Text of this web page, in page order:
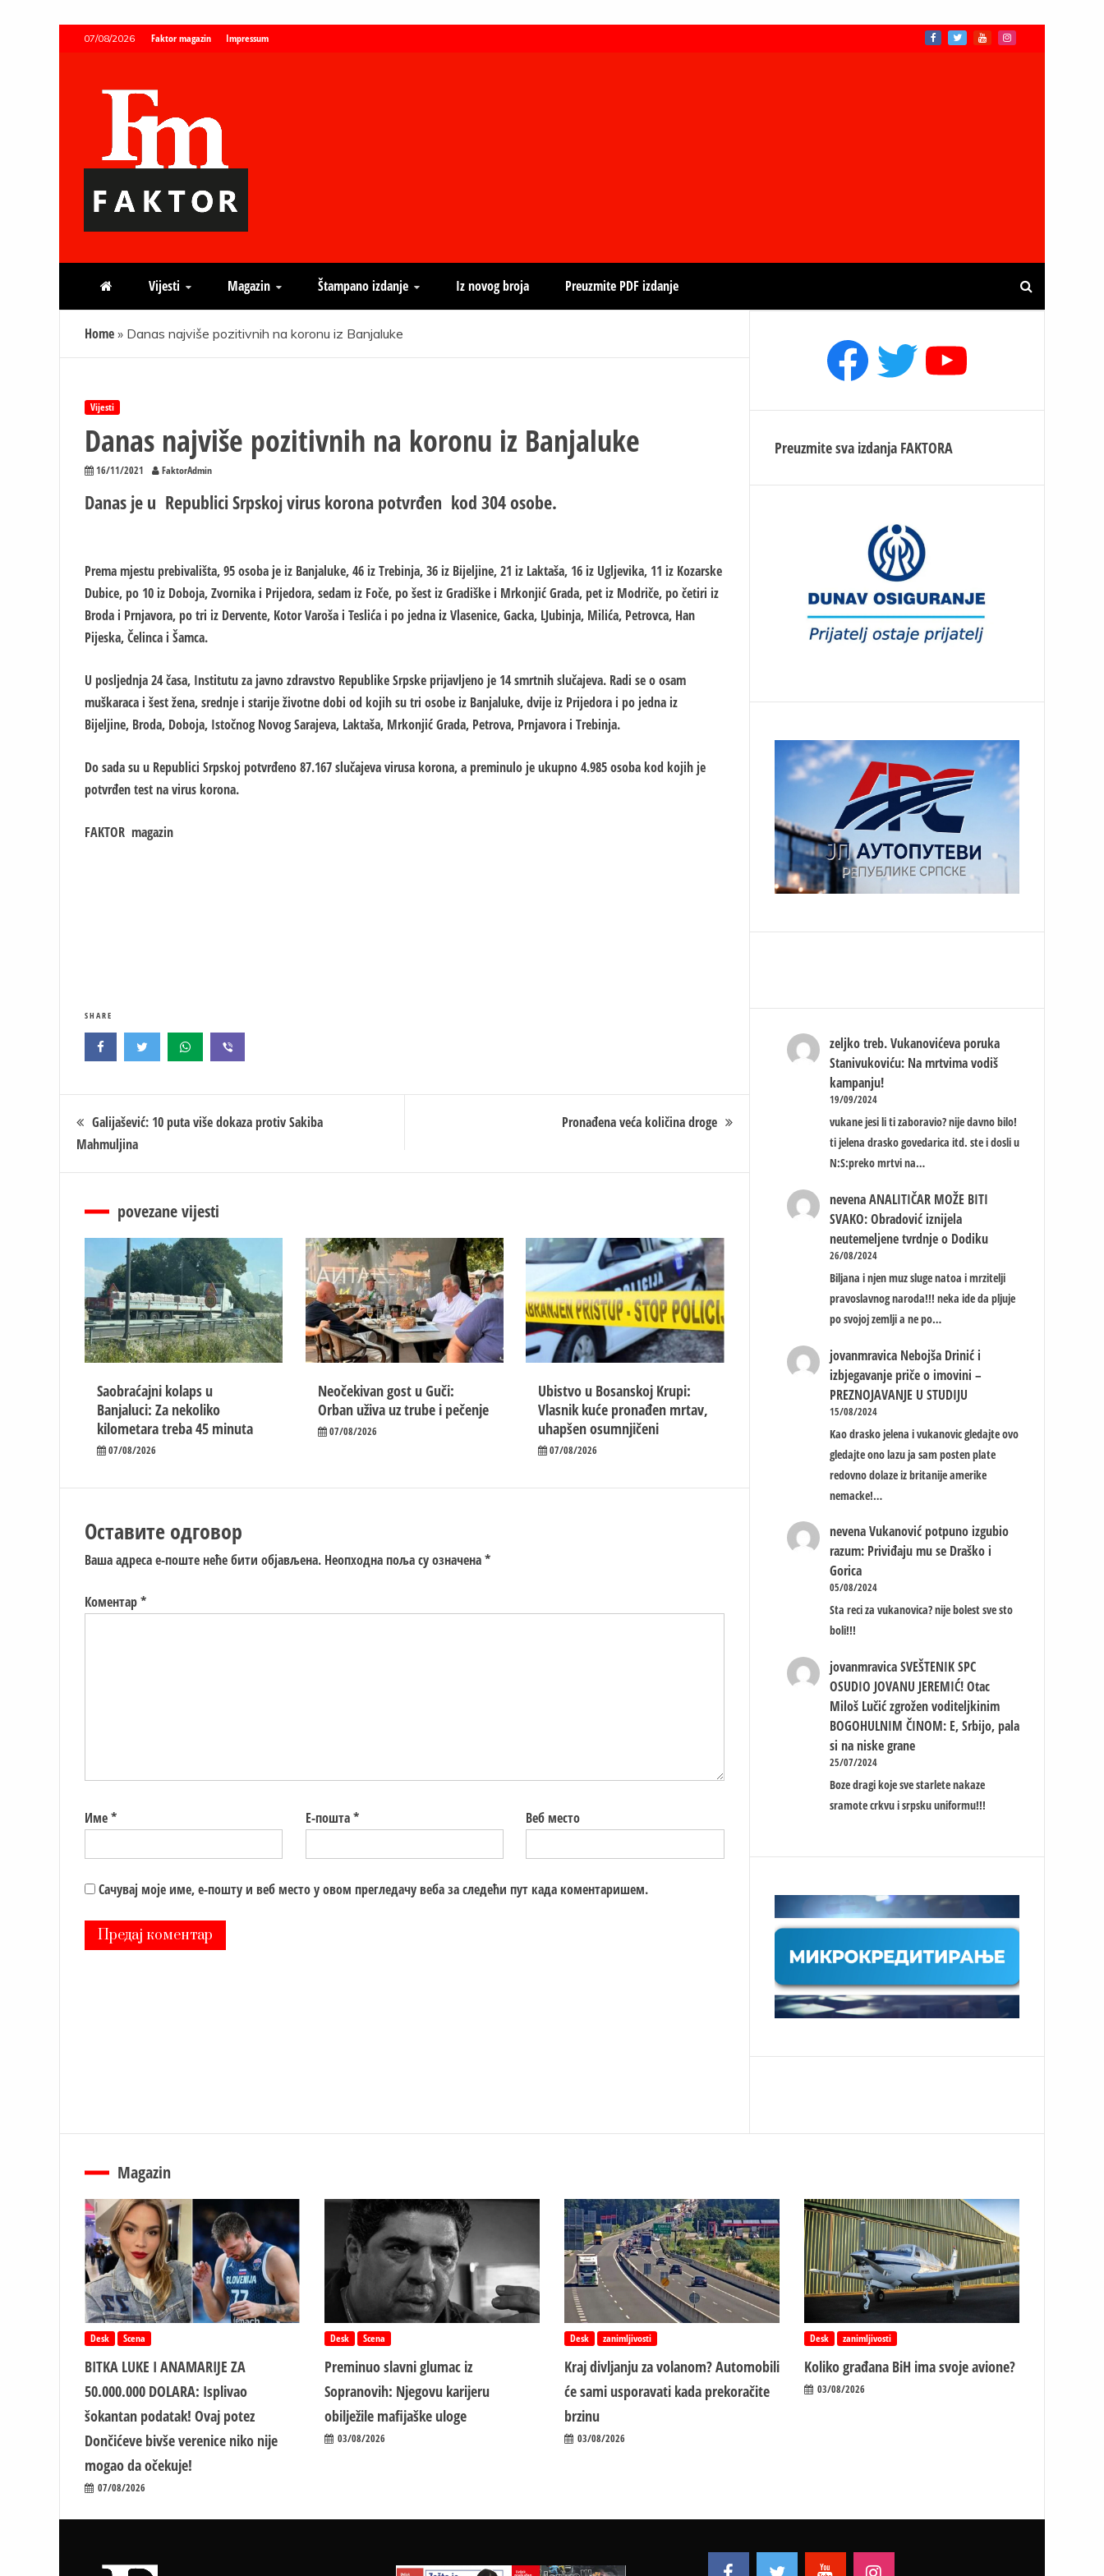
07/08/2026 Faktor magazin Impressum
Faktor magazin
Vijesti Magazin Štampano izdanje Iz novog broja Preuzmite PDF izdanje
Home » Danas najviše pozitivnih na koronu iz Banjaluke
Vijesti
Danas najviše pozitivnih na koronu iz Banjaluke
16/11/2021 FaktorAdmin
Danas je u Republici Srpskoj virus korona potvrđen kod 304 osobe.
Prema mjestu prebivališta, 95 osoba je iz Banjaluke, 46 iz Trebinja, 36 iz Bijeljine, 21 iz Laktaša, 16 iz Ugljevika, 11 iz Kozarske
Dubice, po 10 iz Doboja, Zvornika i Prijedora, sedam iz Foče, po šest iz Gradiške i Mrkonjić Grada, pet iz Modriče, po četiri iz
Broda i Prnjavora, po tri iz Dervente, Kotor Varoša i Teslića i po jedna iz Vlasenice, Gacka, LJubinja, Milića, Petrovca, Han
Pijeska, Čelinca i Šamca.
U posljednja 24 časa, Institutu za javno zdravstvo Republike Srpske prijavljeno je 14 smrtnih slučajeva. Radi se o osam
muškaraca i šest žena, srednje i starije životne dobi od kojih su tri osobe iz Banjaluke, dvije iz Prijedora i po jedna iz
Bijeljine, Broda, Doboja, Istočnog Novog Sarajeva, Laktaša, Mrkonjić Grada, Petrova, Prnjavora i Trebinja.
Do sada su u Republici Srpskoj potvrđeno 87.167 slučajeva virusa korona, a preminulo je ukupno 4.985 osoba kod kojih je
potvrđen test na virus korona.
FAKTOR magazin
SHARE
Кретање
чланка
Galijašević: 10 puta više dokaza protiv Sakiba
Mahmuljina
Pronađena veća količina droge
povezane vijesti
Saobraćajni kolaps u
Banjaluci: Za nekoliko
kilometara treba 45 minuta
07/08/2026
Neočekivan gost u Guči:
Orban uživa uz trube i pečenje
07/08/2026
Ubistvo u Bosanskoj Krupi:
Vlasnik kuće pronađen mrtav,
uhapšen osumnjičeni
07/08/2026
Оставите одговор
Ваша адреса е-поште неће бити објављена. Неопходна поља су означена*
Коментар*
Име* Е-пошта* Веб место
Сачувај моје име, е-пошту и веб место у овом прегледачу веба за следећи пут када коментаришем.
Facebook
TwitterYouTube
Preuzmite sva izdanja FAKTORA
zeljko treb. Vukanovićeva poruka
Stanivukoviću: Na mrtvima vodiš
kampanju!
19/09/2024
vukane jesi li ti zaboravio? nije davno bilo!
ti jelena drasko govedarica itd. ste i dosli u
N:S:preko mrtvi na…
nevena ANALITIČAR MOŽE BITI
SVAKO: Obradović iznijela
neutemeljene tvrdnje o Dodiku
26/08/2024
Biljana i njen muz sluge natoa i mrzitelji
pravoslavnog naroda!!! neka ide da pljuje
po svojoj zemlji a ne po…
jovanmravica Nebojša Drinić i
izbjegavanje priče o imovini –
PREZNOJAVANJE U STUDIJU
15/08/2024
Kao drasko jelena i vukanovic gledajte ovo
gledajte ono lazu ja sam posten plate
redovno dolaze iz britanije amerike
nemacke!…
nevena Vukanović potpuno izgubio
razum: Priviđaju mu se Draško i
Gorica
05/08/2024
Sta reci za vukanovica? nije bolest sve sto
boli!!!
jovanmravica SVEŠTENIK SPC
OSUDIO JOVANU JEREMIĆ! Otac
Miloš Lučić zgrožen voditeljkinim
BOGOHULNIM ČINOM: E, Srbijo, pala
si na niske grane
25/07/2024
Boze dragi koje sve starlete nakaze
sramote crkvu i srpsku uniformu!!!
Magazin
Desk Scena
BITKA LUKE I ANAMARIJE ZA
50.000.000 DOLARA: Isplivao
šokantan podatak! Ovaj potez
Dončićeve bivše verenice niko nije
mogao da očekuje!
07/08/2026
Desk Scena
Preminuo slavni glumac iz
Sopranovih: Njegovu karijeru
obilježile mafijaške uloge
03/08/2026
Desk zanimljivosti
Kraj divljanju za volanom? Automobili
će sami usporavati kada prekoračite
brzinu
03/08/2026
Desk zanimljivosti
Koliko građana BiH ima svoje avione?
03/08/2026